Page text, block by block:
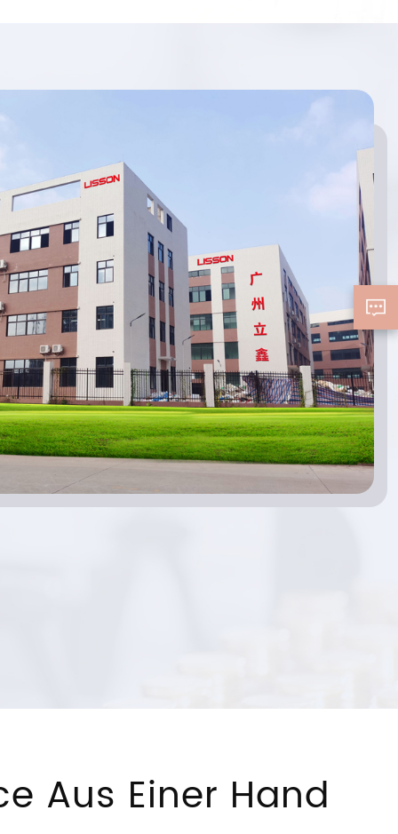
Pharma-, Kosmetik- und
verschiedene Zwecke wie
das Mischen oder Abgeben
von Flüssigkeiten verwendet.
Sie sind in verschiedenen
Größen und Farben
erhältlich und können für
zusätzliche Sicherheit auch
mit Kappen oder
Originalitätssiegeln
ausgestattet werden.
Aus Einer Hand